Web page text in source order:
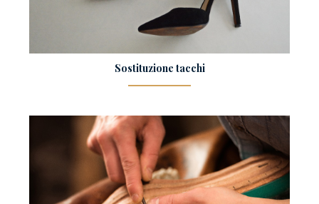
Sostituzione tacchi